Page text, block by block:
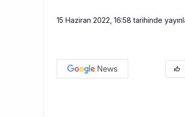
15 Haziran 2022, 16:58 tarihinde